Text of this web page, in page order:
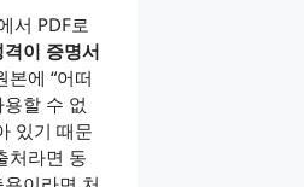
서 PDF로
격이 증명서
본에 “어떠
할 수 없
있기 때문
처라면 동